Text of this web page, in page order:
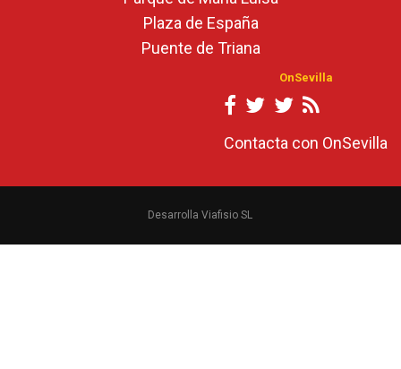
Plaza de España
Puente de Triana
OnSevilla
Contacta con OnSevilla
Desarrolla Viafisio SL